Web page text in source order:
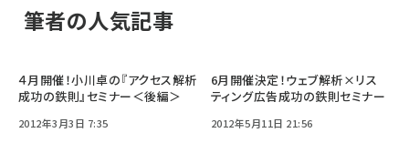
筆者の人気記事
４月開催！小川卓の『アクセス解析
成功の鉄則』セミナー＜後編＞
2012年3月3日 7:35
6月開催決定！ウェブ解析×リス
ティング広告成功の鉄則セミナー
2012年5月11日 21:56